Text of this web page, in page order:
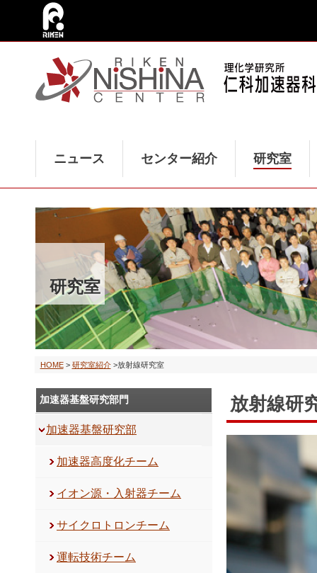
ニュース センター紹介 研究室
研究室
HOME> 研究室紹介>放射線研究室
加速器基盤研究部門
加速器基盤研究部
加速器高度化チーム
イオン源・入射器チーム
サイクロトロンチーム
運転技術チーム
放射線研